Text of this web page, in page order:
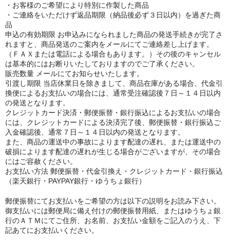
・お客様のご希望により特別に作製した商品
・ご連絡をいただけず返品期限（納品後必ず３日以内）を過ぎた商
品
申込の有効期限 お申込みになられました商品の発送手続きが完了さ
れますと、商品発送のご案内をメールにてご連絡差し上げます。
（ＦＡＸまたは電話による場合もあります。）その後のキャンセル
は基本的にはお断りいたしておりますのでご了承ください。
販売数量 メールにてお知らせいたします。
引渡し期限 当店休業日を除きまして、商品在庫がある場合、代金引
換便によるお支払いの場合には、通常受注確認後７日～１４日以内
の発送となります。
クレジットカード決済・郵便振替・銀行振込によるお支払いの場合
には、クレジットカードによる決済完了後、郵便振替・銀行振込ご
入金確認後、通常７日～１４日以内の発送となります。
また、商品の運送中の事故によります配達の遅れ、または運送中の
破損によります配達の遅れが生じる場合がございますが、その場合
にはご容赦ください。
お支払い方法 郵便振替・代金引換え・クレジットカード・銀行振込
（楽天銀行・PAYPAY銀行・ゆうちょ銀行）
郵便振替にてお支払いをご希望の方は以下の説明をお読み下さい。
御支払いには郵便局に備え付けの郵便振替用紙、またはゆうちょ銀
行のＡＴＭにてご住所、お名前、お支払い金額をご記入のうえ、下
記あてにお支払いください。